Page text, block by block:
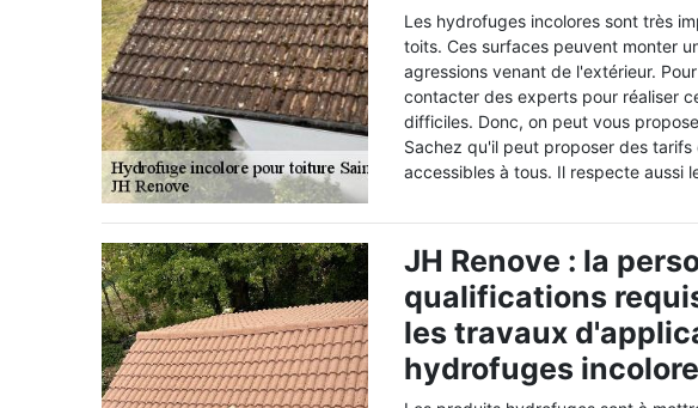
Les hydrofuges incolores sont très
toits. Ces surfaces peuvent monter
agressions venant de l'extérieur.
contacter des experts pour réaliser
difficiles. Donc, on peut vous
Sachez qu'il peut proposer des
accessibles à tous. Il respecte aussi
JH Renove : la
qualifications
les travaux
hydrofuges